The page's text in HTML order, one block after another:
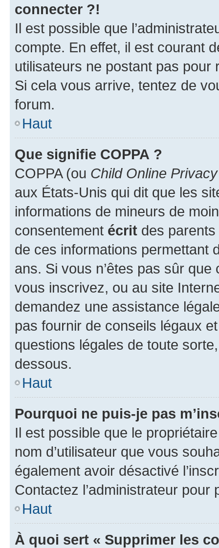
connecter ?!
Il est possible que
compte. En effet, il est courant
utilisateurs ne postant pas pour
Si cela vous arrive, tentez de
forum.
Haut
Que signifie COPPA ?
COPPA (ou Child Online
aux États-Unis qui dit que les
informations de mineurs de
consentement écrit des parents
de ces informations permettant
ans. Si vous n’êtes pas sûr
vous inscrivez, ou au site
demandez une assistance
pas fournir de conseils légaux
questions légales de toute
dessous.
Haut
Pourquoi ne puis-je pas
Il est possible que le
nom d’utilisateur que vous
également avoir désactivé
Contactez l’administrateur
Haut
À quoi sert « Supprimer les